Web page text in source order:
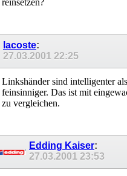
reinsetzen?
lacoste:
27.03.2001 22:25
Linkshänder sind intelligenter
feinsinniger. Das ist mit
zu vergleichen.
Edding Kaiser:
27.03.2001 23:53